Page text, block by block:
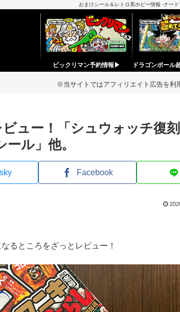
おまけシール＆レトロ系ホビー情報 -ナード
ビックリマン予約情報▶︎ ドラゴンボール
※当サイトではアフィリエイト広告を利
ュー！「シュウォッチ復
ル」他。
Facebook
るところをざっとレビュー！